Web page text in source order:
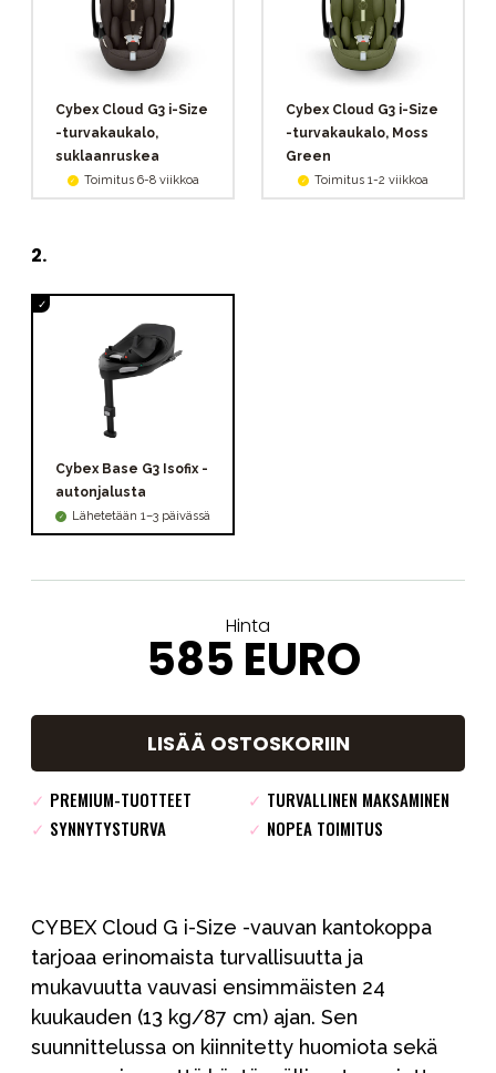
Cybex Cloud G3 i-Size
-turvakaukalo,
suklaanruskea
Toimitus 6-8 viikkoa
Cybex Cloud G3 i-Size
-turvakaukalo, Moss
Green
Toimitus 1-2 viikkoa
2.
Cybex Base G3 Isofix -
autonjalusta
Lähetetään 1–3 päivässä
Hinta
585 EURO
LISÄÄ OSTOSKORIIN
✓ PREMIUM-TUOTTEET ✓ TURVALLINEN MAKSAMINEN
✓ SYNNYTYSTURVA ✓ NOPEA TOIMITUS
CYBEX Cloud G i-Size -vauvan kantokoppa
tarjoaa erinomaista turvallisuutta ja
mukavuutta vauvasi ensimmäisten 24
kuukauden (13 kg/87 cm) ajan. Sen
suunnittelussa on kiinnitetty huomiota sekä